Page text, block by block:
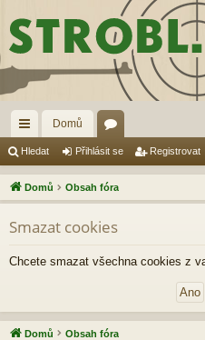
yc
hl
é
od
ka
Domů
ór
a
Hledat Přihlásit se Registrovat
Domů Obsah fóra
Smazat cookies
Chcete smazat všechna cookies z
Domů Obsah fóra